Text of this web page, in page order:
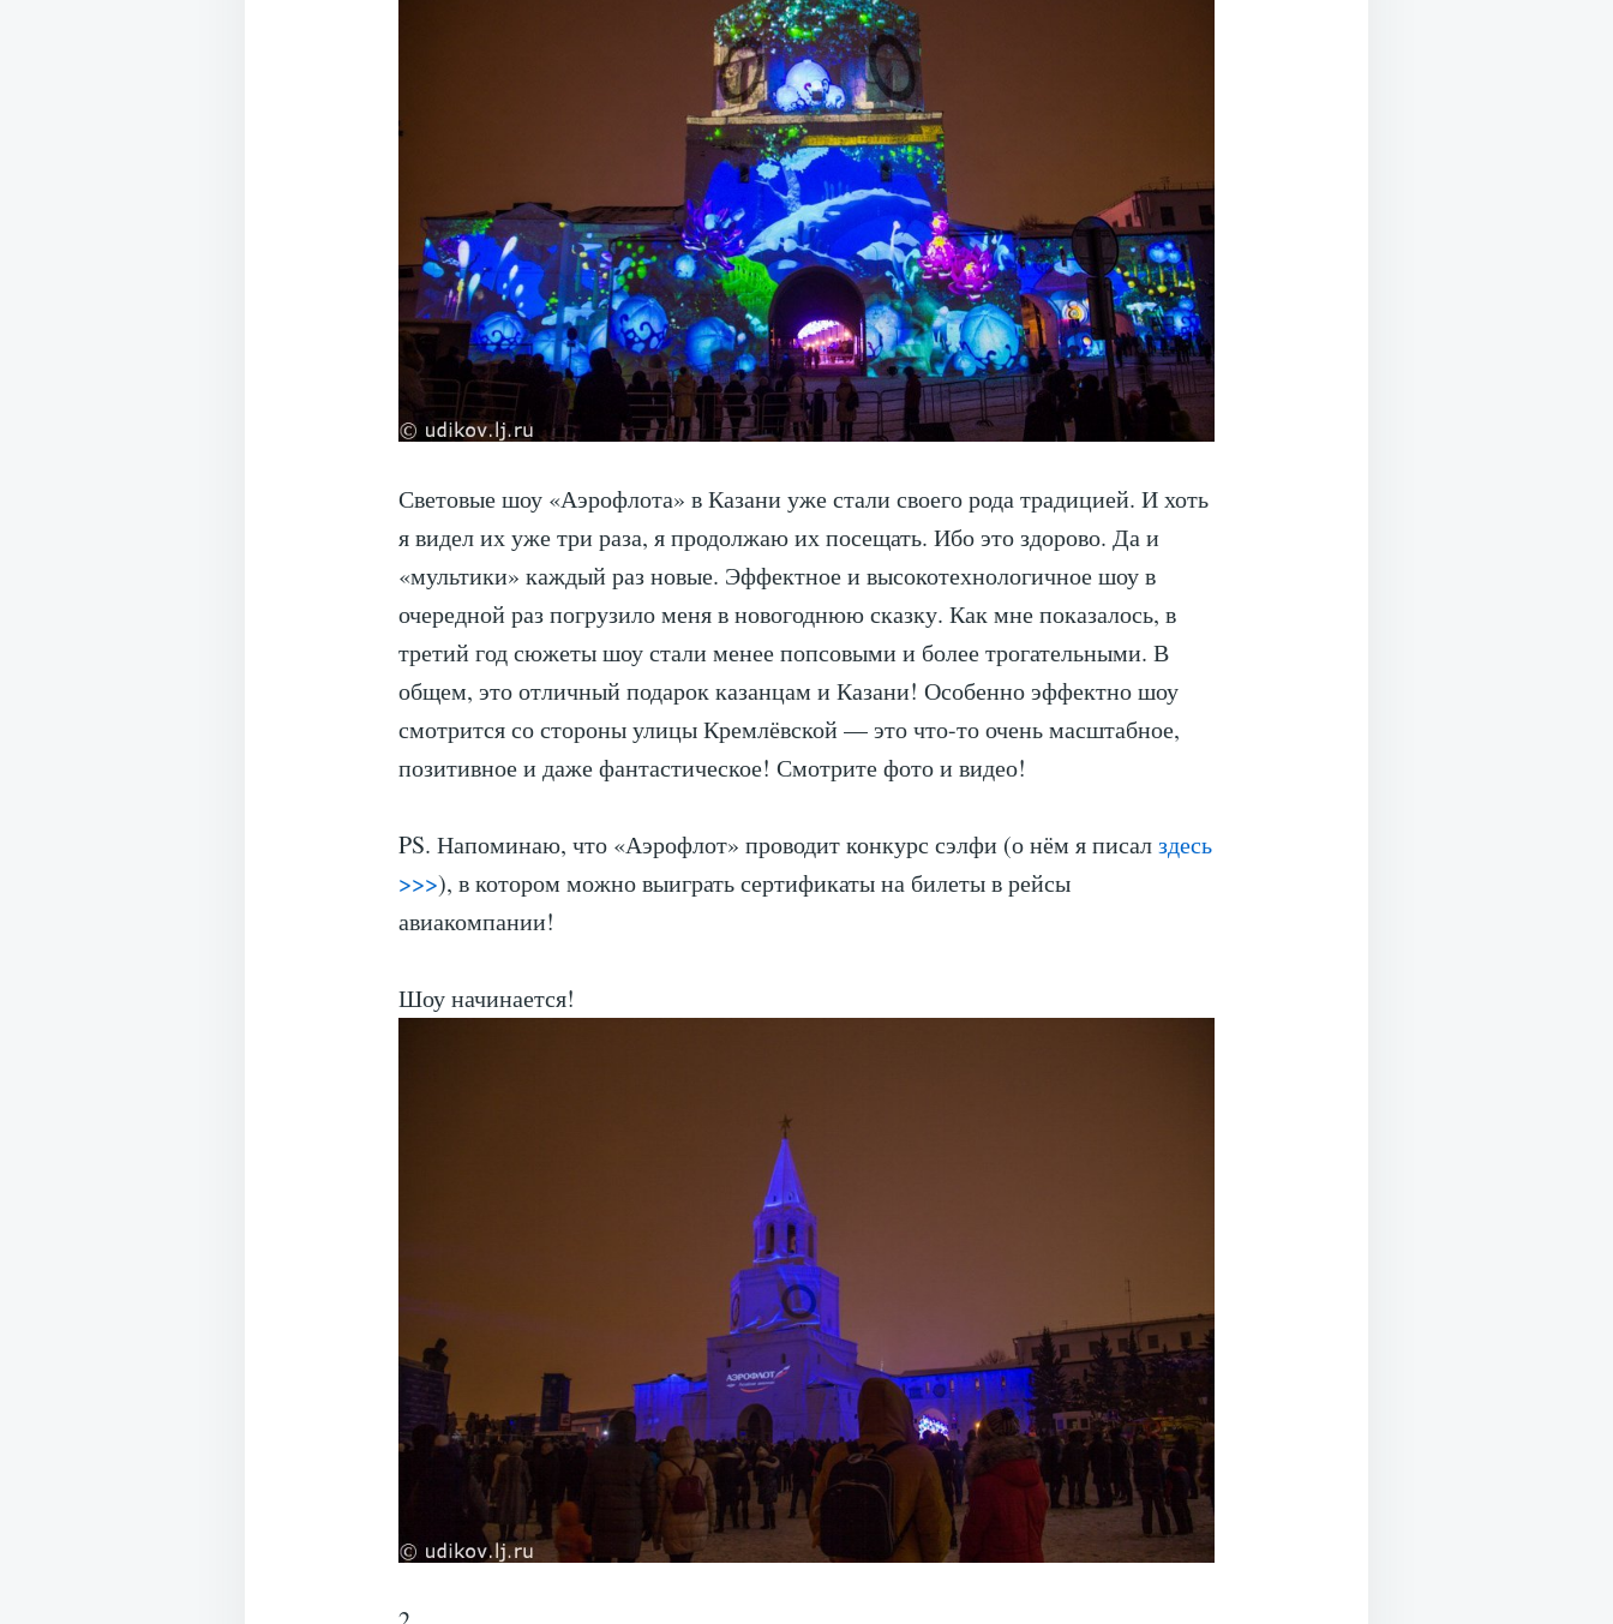
Световые шоу «Аэрофлота» в Казани уже стали своего рода традицией. И хоть
я видел их уже три раза, я продолжаю их посещать. Ибо это здорово. Да и
«мультики» каждый раз новые. Эффектное и высокотехнологичное шоу в
очередной раз погрузило меня в новогоднюю сказку. Как мне показалось, в
третий год сюжеты шоу стали менее попсовыми и более трогательными. В
общем, это отличный подарок казанцам и Казани! Особенно эффектно шоу
смотрится со стороны улицы Кремлёвской — это что-то очень масштабное,
позитивное и даже фантастическое! Смотрите фото и видео!
PS. Напоминаю, что «Аэрофлот» проводит конкурс сэлфи (о нём я писалздесь
>>>), в котором можно выиграть сертификаты на билеты в рейсы
авиакомпании!
Шоу начинается!